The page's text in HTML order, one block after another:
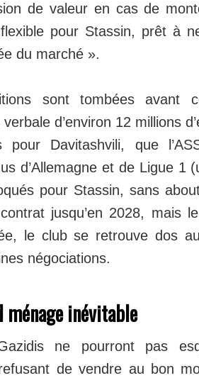
de valeur en cas de
pour Stassin, prêt à
du marché ».
sont tombées avant
d’environ 12 millions
pour Davitashvili, que
d’Allemagne et de Ligue 1
pour Stassin, sans
jusqu’en 2028, mais
le club se retrouve dos
négociations.
inévitable
ne pourront pas
de vendre au bon